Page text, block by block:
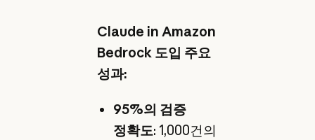
Claude in Amazon
Bedrock 도입 주요
성과:
95%의 검증
정확도: 1,000건의